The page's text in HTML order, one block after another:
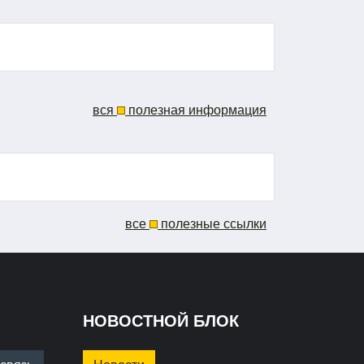
вся полезная информация
все полезные ссылки
НОВОСТНОЙ БЛОК